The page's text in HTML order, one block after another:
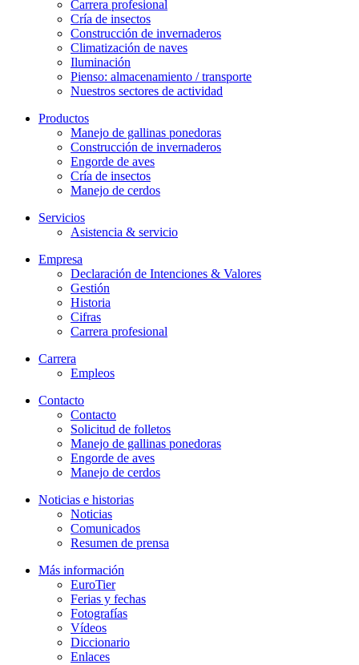
Carrera profesional
Cría de insectos
Construcción de invernaderos
Climatización de naves
Iluminación
Pienso: almacenamiento / transporte
Nuestros sectores de actividad
Productos
Manejo de gallinas ponedoras
Construcción de invernaderos
Engorde de aves
Cría de insectos
Manejo de cerdos
Servicios
Asistencia & servicio
Empresa
Declaración de Intenciones & Valores
Gestión
Historia
Cifras
Carrera profesional
Carrera
Empleos
Contacto
Contacto
Solicitud de folletos
Manejo de gallinas ponedoras
Engorde de aves
Manejo de cerdos
Noticias e historias
Noticias
Comunicados
Resumen de prensa
Más información
EuroTier
Ferias y fechas
Fotografías
Vídeos
Diccionario
Enlaces